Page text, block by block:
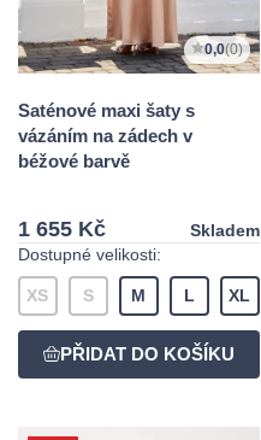
0,0(0)
Saténové maxi šaty s
vázáním na zádech v
béžové barvě
1 655 Kč
Skladem
Dostupné velikosti:
XS S M L XL